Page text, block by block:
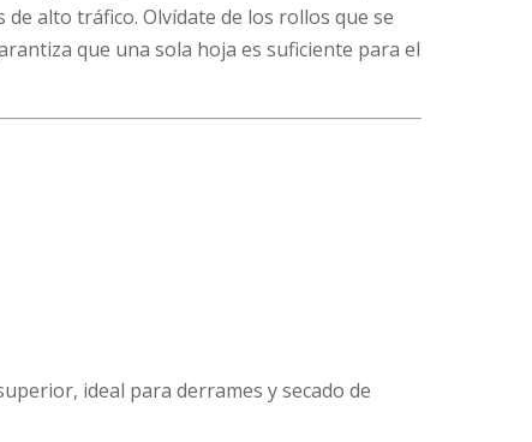
alto tráfico. Olvídate de los rollos que se
que una sola hoja es suficiente para el
ideal para derrames y secado de